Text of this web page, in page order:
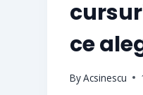
ce
ByAcsinescu